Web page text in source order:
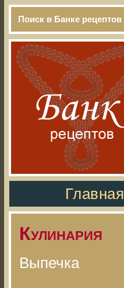
Поиск в Банке рецептов
Главная
Кулинария
Выпечка